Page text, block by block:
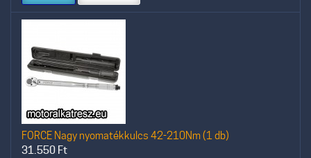
FORCE Nagy nyomatékkulcs 42-210Nm (1 db)
31.550 Ft